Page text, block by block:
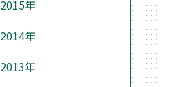
2015年
2014年
2013年